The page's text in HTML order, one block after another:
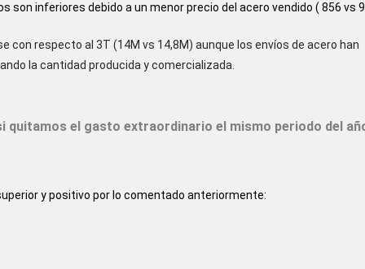
inferiores debido a un menor precio del acero vendido ( 856 vs
con respecto al 3T (14M vs 14,8M) aunque los envíos de acero han
la cantidad producida y comercializada.
quitamos el gasto extraordinario el mismo periodo del
y positivo por lo comentado anteriormente: